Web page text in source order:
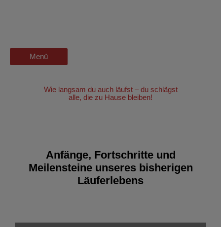
Menü
Menü
Wie langsam du auch läufst – du schlägst
alle, die zu Hause bleiben!
Anfänge, Fortschritte und
Meilensteine unseres bisherigen
Läuferlebens